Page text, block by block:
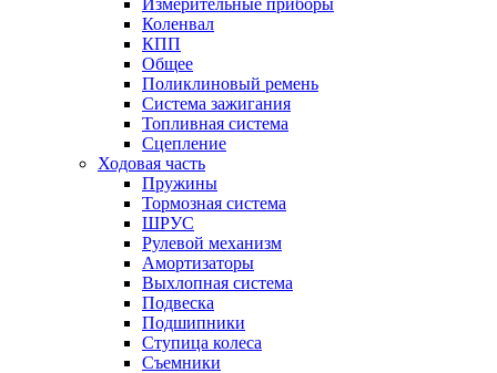
Измерительные приборы
Коленвал
КПП
Общее
Поликлиновый ремень
Система зажигания
Топливная система
Сцепление
Ходовая часть
Пружины
Тормозная система
ШРУС
Рулевой механизм
Амортизаторы
Выхлопная система
Подвеска
Подшипники
Ступица колеса
Съемники